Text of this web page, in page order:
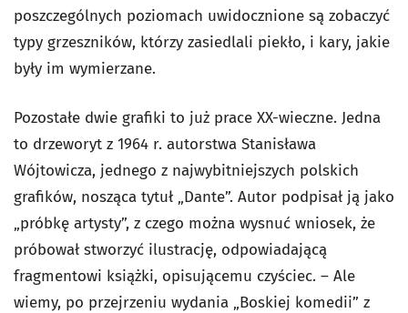
poszczególnych poziomach uwidocznione są zobaczyć
typy grzeszników, którzy zasiedlali piekło, i kary, jakie
były im wymierzane.
Pozostałe dwie grafiki to już prace XX-wieczne. Jedna
to drzeworyt z 1964 r. autorstwa Stanisława
Wójtowicza, jednego z najwybitniejszych polskich
grafików, nosząca tytuł „Dante”. Autor podpisał ją jako
„próbkę artysty”, z czego można wysnuć wniosek, że
próbował stworzyć ilustrację, odpowiadającą
fragmentowi książki, opisującemu czyściec. – Ale
wiemy, po przejrzeniu wydania „Boskiej komedii” z